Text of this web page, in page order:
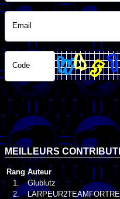
Email
Code
MEILLEURS
Rang Auteur
1.
Glublutz
2.